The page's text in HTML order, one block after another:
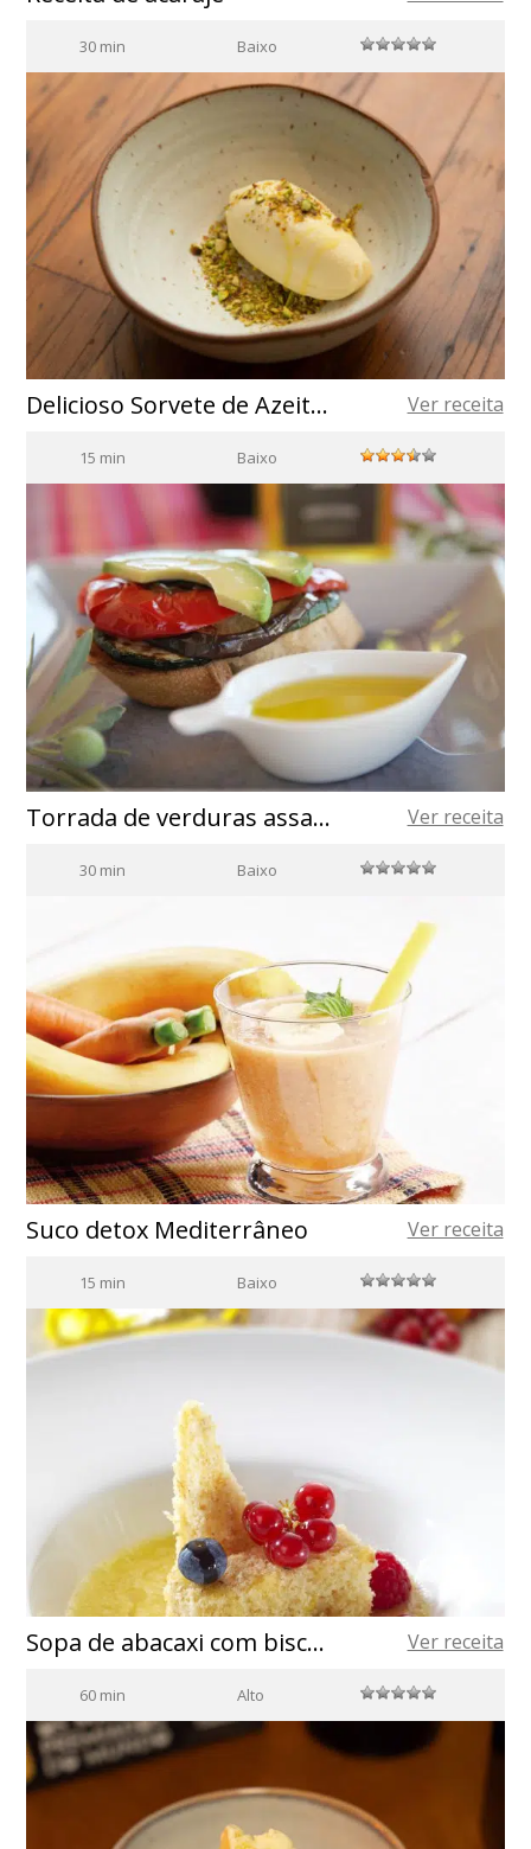
30 min Baixo
Delicioso Sorvete de Azeite de Oliva: Receita Completa Ver receita
15 min Baixo
Torrada de verduras assadas com azeite de oliva Ver receita
30 min Baixo
Suco detox Mediterrâneo Ver receita
15 min Baixo
Sopa de abacaxi com biscoito de chocolate branco e um toque de frutas silvestres Ver receita
60 min Alto